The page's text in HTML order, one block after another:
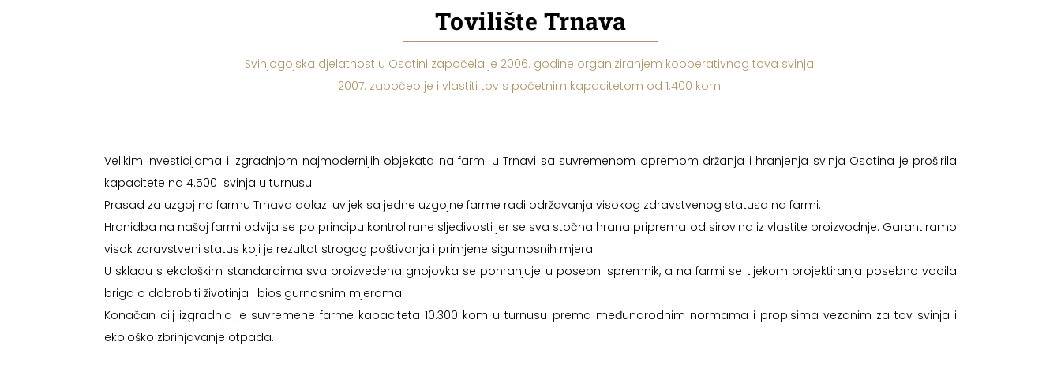
Tovilište Trnava
Svinjogojska djelatnost u Osatini započela je 2006. godine organiziranjem kooperativnog tova svinja.
2007. započeo je i vlastiti tov s početnim kapacitetom od 1.400 kom.
Velikim investicijama i izgradnjom najmodernijih objekata na farmi u Trnavi sa suvremenom opremom držanja i hranjenja svinja Osatina je proširila
kapacitete na 4.500 svinja u turnusu.
Prasad za uzgoj na farmu Trnava dolazi uvijek sa jedne uzgojne farme radi održavanja visokog zdravstvenog statusa na farmi.
Hranidba na našoj farmi odvija se po principu kontrolirane sljedivosti jer se sva stočna hrana priprema od sirovina iz vlastite proizvodnje. Garantiramo
visok zdravstveni status koji je rezultat strogog poštivanja i primjene sigurnosnih mjera.
U skladu s ekološkim standardima sva proizvedena gnojovka se pohranjuje u posebni spremnik, a na farmi se tijekom projektiranja posebno vodila
briga o dobrobiti životinja i biosigurnosnim mjerama.
Konačan cilj izgradnja je suvremene farme kapaciteta 10.300 kom u turnusu prema međunarodnim normama i propisima vezanim za tov svinja i
ekološko zbrinjavanje otpada.